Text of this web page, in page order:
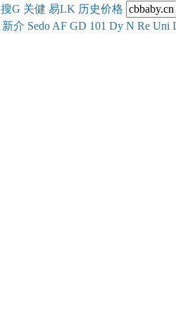
搜G 关健 易LK 历史价格
新介 Sedo AF GD 101 Dy N Re Uni